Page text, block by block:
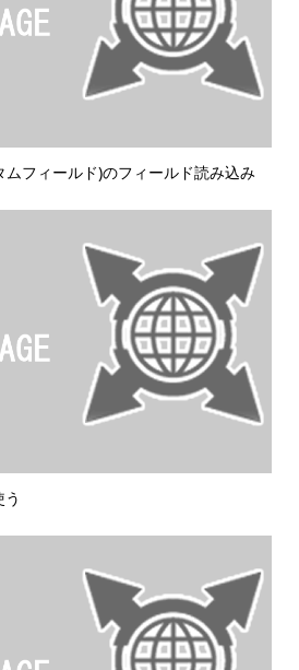
ムフィールド)のフィールド読み込み